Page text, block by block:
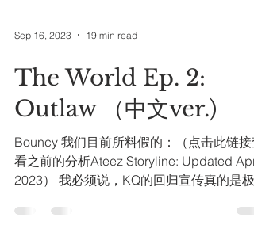
Sep 16, 2023 19 min read
The World Ep. 2:
Outlaw （中文ver.)
Bouncy 我们目前所料假的：（点击此链接
2023） 我必须说，KQ的回归宣传真的是极